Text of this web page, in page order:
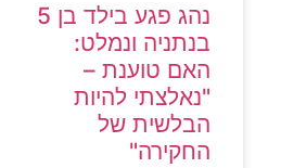
נהג פגע בילד בן 5
בנתניה ונמלט:
האם טוענת –
"נאלצתי להיות
הבלשית של
החקירה"